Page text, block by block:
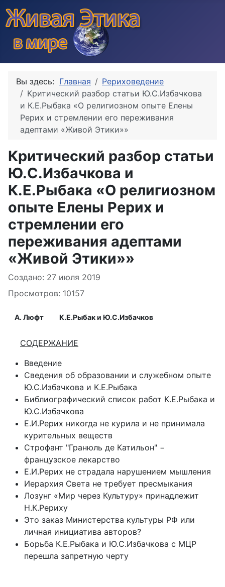
Вы здесь: Главная
Рериховедение
Критический разбор статьи Ю.С.Избачкова
и К.Е.Рыбака «О религиозном опыте Елены
Рерих и стремлении его переживания
адептами «Живой Этики»»
Критический разбор статьи
Ю.С.Избачкова и
К.Е.Рыбака «О религиозном
опыте Елены Рерих и
стремлении его
переживания адептами
«Живой Этики»»
Информация о материале
Создано: 27 июля 2019
Просмотров: 10157
А. Люфт К.Е.Рыбак и Ю.С.Избачков
СОДЕРЖАНИЕ
Введение
Сведения об образовании и служебном опыте
Ю.С.Избачкова и К.Е.Рыбака
Библиографический список работ К.Е.Рыбака и
Ю.С.Избачкова
Е.И.Рерих никогда не курила и не принимала
курительных веществ
Строфант "Гранюль де Катильон" −
французское лекарство
Е.И.Рерих не страдала нарушением мышления
Иерархия Света не требует пресмыкания
Лозунг «Мир через Культуру» принадлежит
Н.К.Рериху
Это заказ Министерства культуры РФ или
личная инициатива авторов?
Борьба К.Е.Рыбака и Ю.С.Избачкова с МЦР
перешла запретную черту